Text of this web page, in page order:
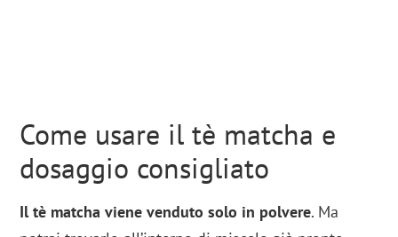
Come usare il tè matcha e
dosaggio consigliato
Il tè matcha viene venduto solo in polvere. Ma